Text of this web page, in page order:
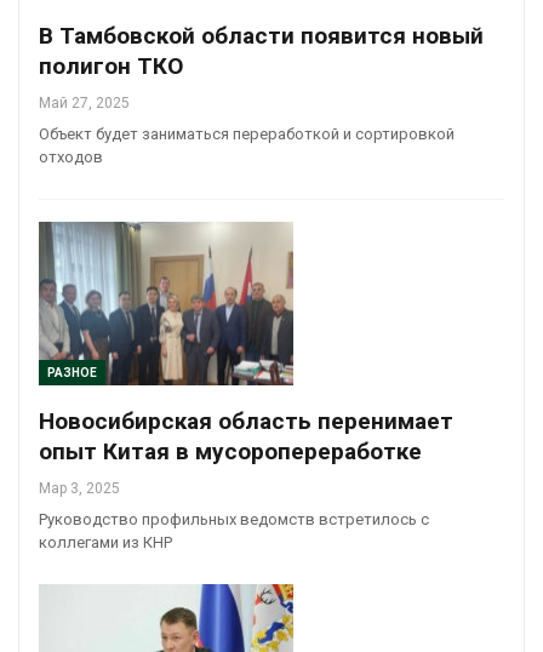
В Тамбовской области появится новый
полигон ТКО
Май 27, 2025
Объект будет заниматься переработкой и сортировкой
отходов
РАЗНОЕ
Новосибирская область перенимает
опыт Китая в мусоропереработке
Мар 3, 2025
Руководство профильных ведомств встретилось с
коллегами из КНР